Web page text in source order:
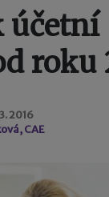
účetní
roku
2016
CAE